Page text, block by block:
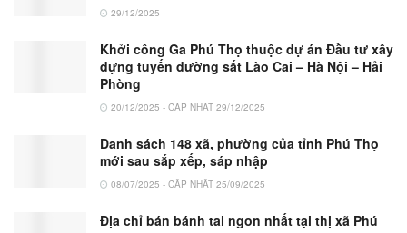
29/12/2025
Khởi công Ga Phú Thọ thuộc dự án Đầu tư xây
dựng tuyến đường sắt Lào Cai – Hà Nội – Hải
Phòng
20/12/2025 - CẬP NHẬT 29/12/2025
Danh sách 148 xã, phường của tỉnh Phú Thọ
mới sau sắp xếp, sáp nhập
08/07/2025 - CẬP NHẬT 25/09/2025
Địa chỉ bán bánh tai ngon nhất tại thị xã Phú